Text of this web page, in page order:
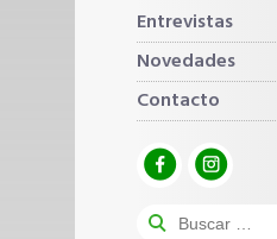
Entrevistas
Novedades
Contacto